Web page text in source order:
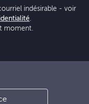
indésirable - voir
.
moment.